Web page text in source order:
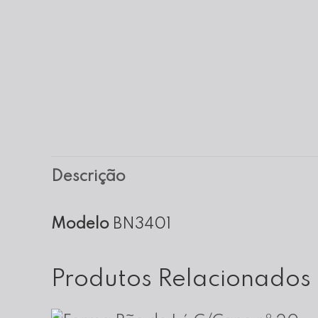
Descrição
Modelo BN3401
Produtos Relacionados